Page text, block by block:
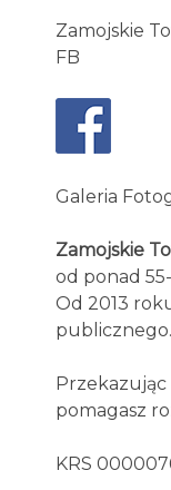
Zamojskie
FB
Galeria
Zamojskie
od ponad
Od 2013
publicznego.
pomagasz
KRS